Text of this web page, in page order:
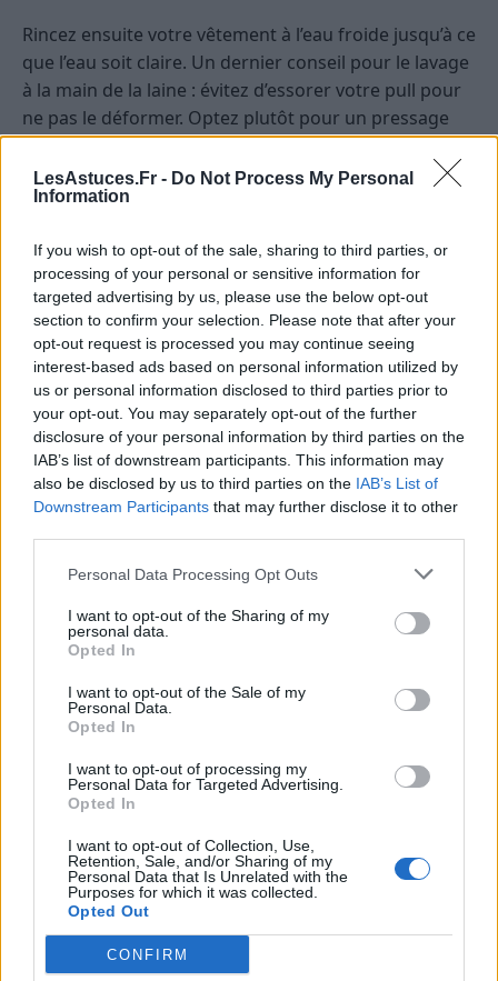
LesAstuces.Fr - Do Not Process My Personal
Information
If you wish to opt-out of the sale, sharing to third parties, or
processing of your personal or sensitive information for
targeted advertising by us, please use the below opt-out
section to confirm your selection. Please note that after your
opt-out request is processed you may continue seeing
interest-based ads based on personal information utilized by
us or personal information disclosed to third parties prior to
your opt-out. You may separately opt-out of the further
disclosure of your personal information by third parties on the
IAB’s list of downstream participants. This information may
also be disclosed by us to third parties on the IAB’s List of
Downstream Participants that may further disclose it to other
Personal Data Processing Opt Outs
I want to opt-out of the Sharing of my
personal data.
Opted In
I want to opt-out of the Sale of my
Personal Data.
Opted In
I want to opt-out of processing my
Personal Data for Targeted Advertising.
Opted In
I want to opt-out of Collection, Use,
Retention, Sale, and/or Sharing of my
Personal Data that Is Unrelated with the
Purposes for which it was collected.
Opted Out
CONFIRM
Rincez ensuite votre vêtement à l’eau froide jusqu’à ce
que l’eau soit claire. Un dernier conseil pour le lavage
à la main de la laine : évitez d’essorer votre pull pour
ne pas le déformer. Optez plutôt pour un pressage
doux pour retirer l’excès d’eau.
Comment bien laver la laine en
Si vous êtes un peu pressé ou que vous avez
beaucoup de vêtements en laine à laver, la machine à
laver peut être une véritable alliée.
Cependant, pas question de balancer vos précieux
pulls en laine avec le reste du linge ! Il faut savoir
comment bien laver la laine en machine pour éviter
les mauvaises surprises.
Avant tout, vérifiez
Certains peuvent ne pas être adaptés au lavage en
machine. Dans ce cas, direction le lavage à la main !
Pour les autres, placez-les dans un sac de lavage pour
les protéger.
Choisissez le programme laine ou délicat de votre